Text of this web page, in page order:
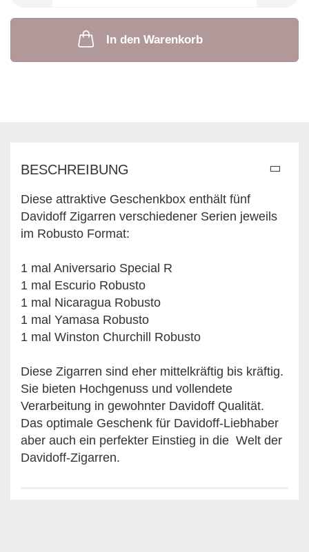
In den Warenkorb
BESCHREIBUNG
Diese attraktive Geschenkbox enthält fünf
Davidoff Zigarren verschiedener Serien jeweils
im Robusto Format:
1 mal Aniversario Special R
1 mal Escurio Robusto
1 mal Nicaragua Robusto
1 mal Yamasa Robusto
1 mal Winston Churchill Robusto
Diese Zigarren sind eher mittelkräftig bis kräftig.
Sie bieten Hochgenuss und vollendete
Verarbeitung in gewohnter Davidoff Qualität.
Das optimale Geschenk für Davidoff-Liebhaber
aber auch ein perfekter Einstieg in die Welt der
Davidoff-Zigarren.